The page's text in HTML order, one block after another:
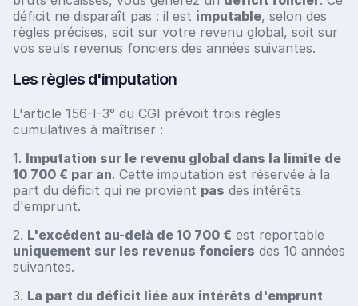
déficit ne disparaît pas : il est imputable, selon des
règles précises, soit sur votre revenu global, soit sur
vos seuls revenus fonciers des années suivantes.
Les règles d'imputation
L'article 156-I-3° du CGI prévoit trois règles
cumulatives à maîtriser :
1. Imputation sur le revenu global dans la limite de
10 700 € par an. Cette imputation est réservée à la
part du déficit qui ne provient pas des intérêts
d'emprunt.
2. L'excédent au-delà de 10 700 € est reportable
uniquement sur les revenus fonciers des 10 années
suivantes.
3. La part du déficit liée aux intérêts d'emprunt